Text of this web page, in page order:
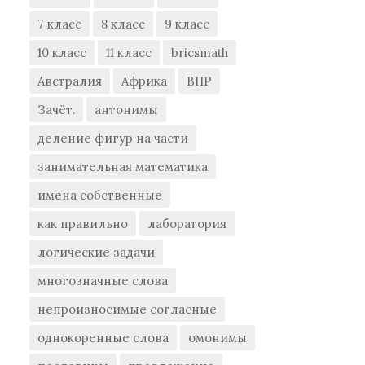
7 класс
8 класс
9 класс
10 класс
11 класс
bricsmath
Австралия
Африка
ВПР
Зачёт.
антонимы
деление фигур на части
занимательная математика
имена собственные
как правильно
лаборатория
логические задачи
многозначные слова
непроизносимые согласные
однокоренные слова
омонимы